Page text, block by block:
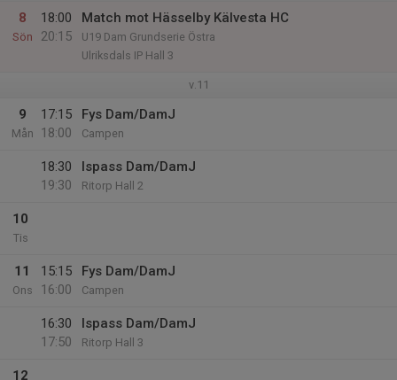
8
Sön
18:00
20:15
Match mot Hässelby Kälvesta HC
U19 Dam Grundserie Östra
Ulriksdals IP Hall 3
v.11
9
Mån
17:15
18:00
Fys Dam/DamJ
Campen
18:30
19:30
Ispass Dam/DamJ
Ritorp Hall 2
10
Tis
11
Ons
15:15
16:00
Fys Dam/DamJ
Campen
16:30
17:50
Ispass Dam/DamJ
Ritorp Hall 3
12